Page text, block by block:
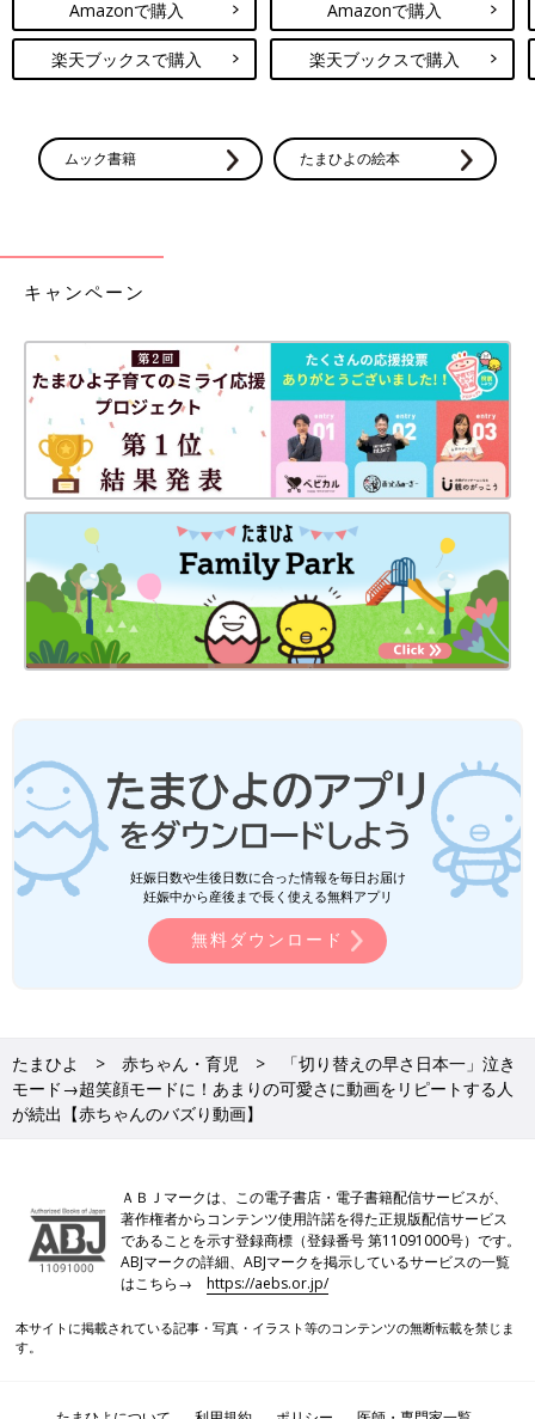
puri6_24さんよりご提供
動画を撮影したころから1年以上が経過し、現在は「パパを自分
の思い通りにうまくあやつる子に成長中」とのこと♪ パパに似
て、人との関わりにとても積極的だというお子さんは、街中でい
ろんな人に手を振ることもあるんだそうです。
ママも思わず大爆笑！「すっぱ〜」なリ
アクションながらも、一生懸命食べる姿
が愛おしすぎる【赤ちゃんのバズり動
画】
今回紹介するのは、思わず同じ顔になってしま
う、超すっぱ顔のこちらの赤ちゃん！生後6カ
月のお子さんに、トマトを食べさせたときの様
と、うなずいてくれるそう！今でも切り替えの早さはそのままの
ようですね♪
写真提供・取材協力／puri6_24／Instagram
取材・文／今井あやか
※この記事は投稿者さまに取材し、了承の上制作したものです。
「なぁに撮ってんだよ」怒りの表情か
きを撮影したようで、なんともかわいらしい、
怒った表情を見せてくれています。投稿された
動画では、怒った表情をしていたのに、ママの
てしまうほど、愛らしすぎると大反響
【赤ちゃんのバズリ動画】
今回ご紹介するのは、yuri___atelierさんが投稿
している写真です。生後8カ月のお子さんに、
離乳食を食べさせているときの様子なんだと
か。ママがスプーンを口へ持って行ったとた
ん、目と口を大きくあけて、なんとも愛らしい
育児体験談に関する記事一覧
Amazonで購入
楽天ブックスで購入
Amazonで購入
楽天ブックスで購入
ムック書籍 たまひよの絵本
キャンペーン
妊娠日数や生後日数に合った情報を毎日お届け
妊娠中から産後まで長く使える無料アプリ
無料ダウンロード
たまひよ 赤ちゃん・育児
「切り替えの早さ日本一」泣き
モード→超笑顔モードに！あまりの可愛さに動画をリピートする人
が続出【赤ちゃんのバズり動画】
ＡＢＪマークは、この電子書店・電子書籍配信サービスが、
著作権者からコンテンツ使用許諾を得た正規版配信サービス
であることを示す登録商標（登録番号 第11091000号）です。
ABJマークの詳細、ABJマークを掲示しているサービスの一覧
はこちら→https://aebs.or.jp/
本サイトに掲載されている記事・写真・イラスト等のコンテンツの無断転載を禁じま
す。